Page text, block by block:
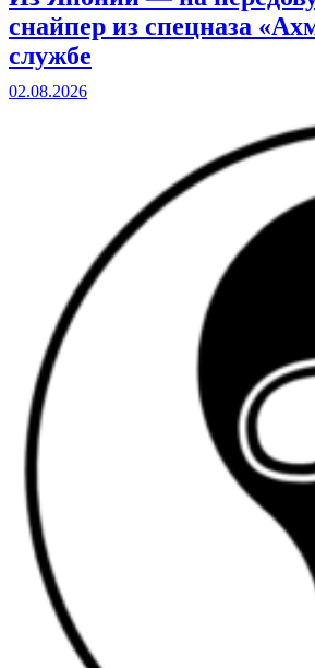
снайпер из спецназа
службе
02.08.2026